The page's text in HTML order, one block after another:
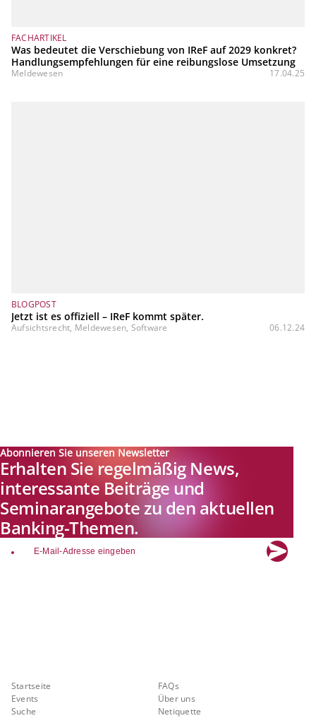
FACHARTIKEL
Was bedeutet die Verschiebung von IReF auf 2029 konkret?
Handlungsempfehlungen für eine reibungslose Umsetzung
Meldewesen 17.04.25
BLOGPOST
Jetzt ist es offiziell – IReF kommt später.
Aufsichtsrecht, Meldewesen, Software 06.12.24
Abonnieren Sie unseren Newsletter
Erhalten Sie regelmäßig News,
interessante Beiträge und
Seminarangebote zu den aktuellen
Banking-Themen.
email
Startseite
Events
Suche
FAQs
Über uns
Netiquette